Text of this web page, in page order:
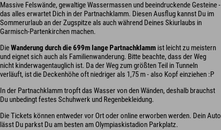
Massive Felswände, gewaltige Wassermassen und beeindruckende Gesteine -
das alles erwartet Dich in der Partnachklamm. Diesen Ausflug kannst Du im
Sommerurlaub an der Zugspitze als auch während Deines Skiurlaubs in
Garmisch-Partenkirchen machen.
DieWanderung durch die 699m lange Partnachklamm ist leicht zu meistern
und eignet sich auch als Familienwanderung. Bitte beachte, dass der Weg
nicht kinderwagentauglich ist. Da der Weg zum größten Teil in Tunneln
verläuft, ist die Deckenhöhe oft niedriger als 1,75 m - also Kopf einziehen :P
In der Partnachklamm tropft das Wasser von den Wänden, deshalb brauchst
Du unbedingt festes Schuhwerk und Regenbekleidung.
Die Tickets können entweder vor Ort oder online erworben werden. Dein Auto
lässt Du parkst Du am besten am Olympiaskistadion Parkplatz.